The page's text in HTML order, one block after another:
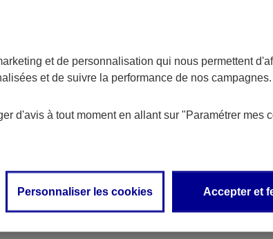
à tout moment, par lettre
ou acte d’huissier.
thème
et de personnalisation qui nous permettent
et de suivre la performance de nos campagnes.
d'avis à tout moment en allant sur "Paramétrer mes
Personnaliser les cookies Accepter et